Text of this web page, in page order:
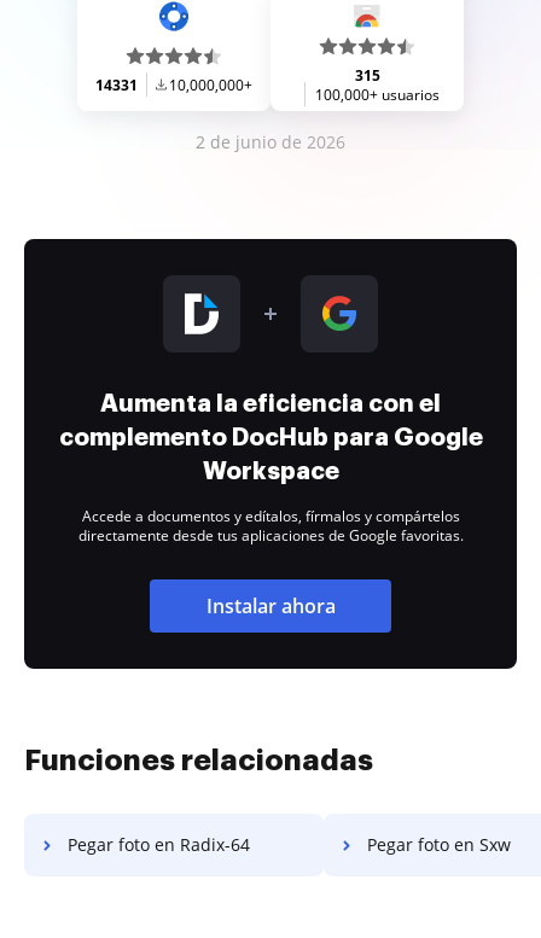
14331 10,000,000+
315
100,000+ usuarios
2 de junio de 2026
Aumenta la eficiencia con el
complemento DocHub para Google
Workspace
Accede a documentos y edítalos, fírmalos y compártelos
directamente desde tus aplicaciones de Google favoritas.
Instalar ahora
Funciones relacionadas
Pegar foto en Radix-64 Pegar foto en Sxw